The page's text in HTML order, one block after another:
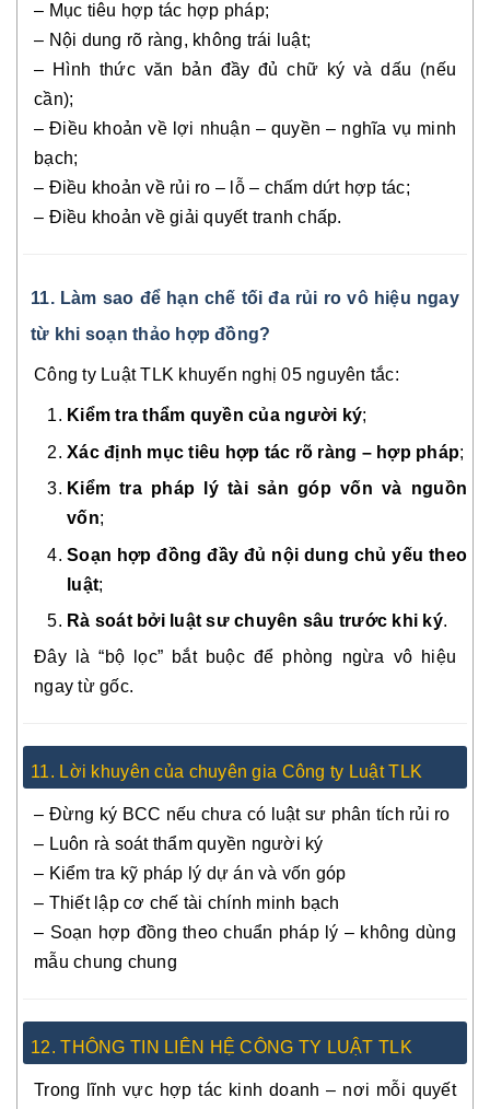
– Mục tiêu hợp tác hợp pháp;
– Nội dung rõ ràng, không trái luật;
– Hình thức văn bản đầy đủ chữ ký và dấu (nếu
cần);
– Điều khoản về lợi nhuận – quyền – nghĩa vụ minh
bạch;
– Điều khoản về rủi ro – lỗ – chấm dứt hợp tác;
– Điều khoản về giải quyết tranh chấp.
11. Làm sao để hạn chế tối đa rủi ro vô hiệu ngay
từ khi soạn thảo hợp đồng?
Công ty Luật TLK khuyến nghị 05 nguyên tắc:
Kiểm tra thẩm quyền của người ký;
Xác định mục tiêu hợp tác rõ ràng – hợp pháp;
Kiểm tra pháp lý tài sản góp vốn và nguồn
vốn;
Soạn hợp đồng đầy đủ nội dung chủ yếu theo
luật;
Rà soát bởi luật sư chuyên sâu trước khi ký.
Đây là “bộ lọc” bắt buộc để phòng ngừa vô hiệu
ngay từ gốc.
11. Lời khuyên của chuyên gia Công ty Luật TLK
– Đừng ký BCC nếu chưa có luật sư phân tích rủi ro
– Luôn rà soát thẩm quyền người ký
– Kiểm tra kỹ pháp lý dự án và vốn góp
– Thiết lập cơ chế tài chính minh bạch
– Soạn hợp đồng theo chuẩn pháp lý – không dùng
mẫu chung chung
12. THÔNG TIN LIÊN HỆ CÔNG TY LUẬT TLK
Trong lĩnh vực hợp tác kinh doanh – nơi mỗi quyết